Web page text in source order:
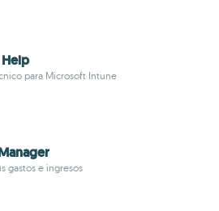
para Microsoft Intune
gastos e ingresos